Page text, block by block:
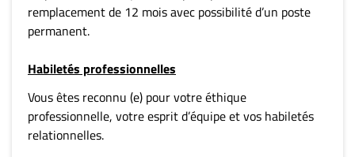
remplacement de 12 mois avec possibilité d’un poste
permanent.
Habiletés professionnelles
Vous êtes reconnu (e) pour votre éthique
professionnelle, votre esprit d’équipe et vos habiletés
relationnelles.